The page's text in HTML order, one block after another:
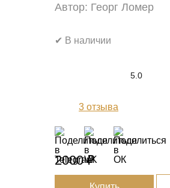
Автор: Георг Ломер
✔ В наличии
5.0
3 отзыва
2000 ₽